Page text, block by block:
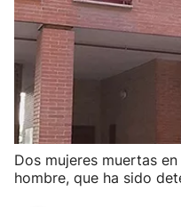
Dos mujeres muertas
hombre, que ha sido